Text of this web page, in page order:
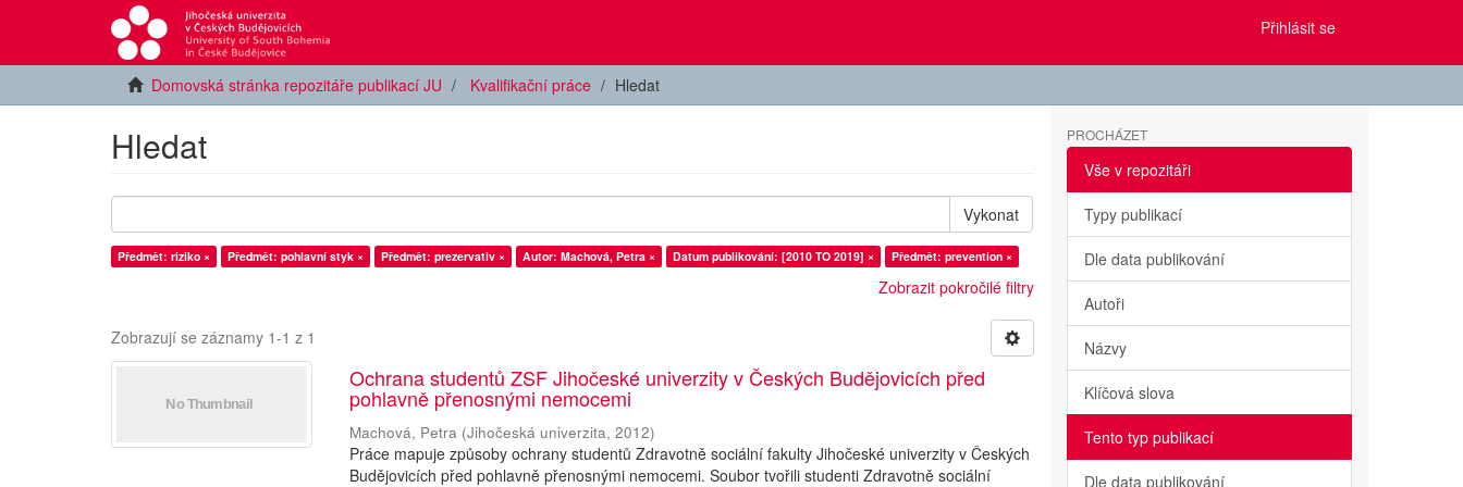
Přihlásit se
Domovská stránka repozitáře publikací JU Kvalifikační práce Hledat
Hledat
Vykonat
Předmět: riziko × Předmět: pohlavní styk × Předmět: prezervativ × Autor: Machová, Petra × Datum publikování: [2010 TO 2019] × Předmět: prevention ×
Zobrazit pokročilé filtry
Zobrazují se záznamy 1-1 z 1
Ochrana studentů ZSF Jihočeské univerzity v Českých Budějovicích před
pohlavně přenosnými nemocemi
Machová, Petra (Jihočeská univerzita,2012)
Práce mapuje způsoby ochrany studentů Zdravotně sociální fakulty Jihočeské univerzity v Českých
Budějovicích před pohlavně přenosnými nemocemi. Soubor tvořili studenti Zdravotně sociální
PROCHÁZET
Vše v repozitáři
Typy publikací
Dle data publikování
Autoři
Názvy
Klíčová slova
Tento typ publikací
Dle data publikování